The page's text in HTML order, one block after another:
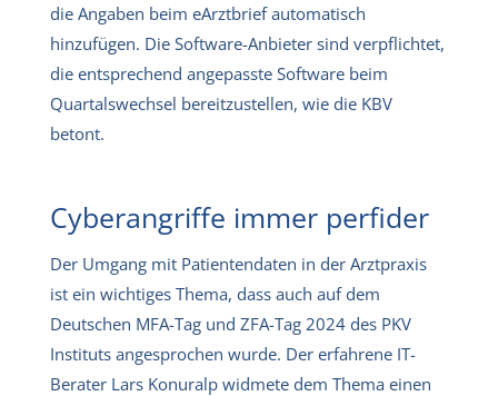
die Angaben beim eArztbrief automatisch
hinzufügen. Die Software-Anbieter sind verpflichtet,
die entsprechend angepasste Software beim
Quartalswechsel bereitzustellen, wie die KBV
betont.
Cyberangriffe immer perfider
Der Umgang mit Patientendaten in der Arztpraxis
ist ein wichtiges Thema, dass auch auf dem
Deutschen MFA-Tag und ZFA-Tag 2024 des PKV
Instituts angesprochen wurde. Der erfahrene IT-
Berater Lars Konuralp widmete dem Thema einen